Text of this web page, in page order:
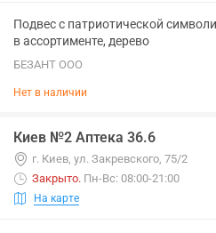
Подвес с патриотической
в ассортименте, дерево
БЕЗАНТ ООО
Нет в наличии
Киев №2 Аптека 36.6
г. Киев, ул. Закревского, 75/2
Закрыто. Пн-Вс: 08:00-21:00
На карте